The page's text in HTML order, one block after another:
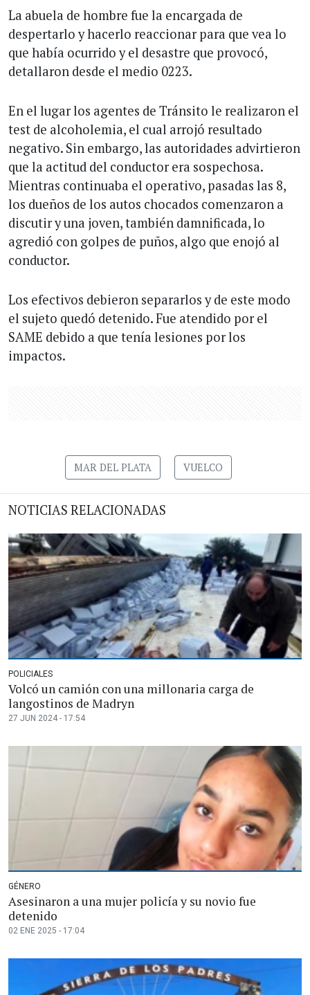
La abuela de hombre fue la encargada de
despertarlo y hacerlo reaccionar para que vea lo
que había ocurrido y el desastre que provocó,
detallaron desde el medio 0223.
En el lugar los agentes de Tránsito le realizaron el
test de alcoholemia, el cual arrojó resultado
negativo. Sin embargo, las autoridades advirtieron
que la actitud del conductor era sospechosa.
Mientras continuaba el operativo, pasadas las 8,
los dueños de los autos chocados comenzaron a
discutir y una joven, también damnificada, lo
agredió con golpes de puños, algo que enojó al
conductor.
Los efectivos debieron separarlos y de este modo
el sujeto quedó detenido. Fue atendido por el
SAME debido a que tenía lesiones por los
impactos.
MAR DEL PLATA VUELCO
NOTICIAS RELACIONADAS
POLICIALES
Volcó un camión con una millonaria carga de
langostinos de Madryn
27 JUN 2024 - 17:54
GÉNERO
Asesinaron a una mujer policía y su novio fue
detenido
02 ENE 2025 - 17:04